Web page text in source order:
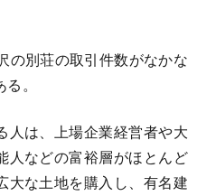
別荘の取引件数がなかな
。
は、上場企業経営者や大
人などの富裕層がほとんど
大な土地を購入し、有名建